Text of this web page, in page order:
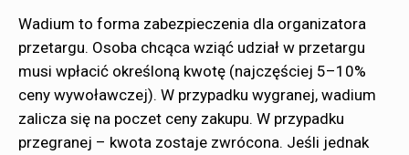
Wadium to forma zabezpieczenia dla organizatora
przetargu. Osoba chcąca wziąć udział w przetargu
musi wpłacić określoną kwotę (najczęściej 5–10%
ceny wywoławczej). W przypadku wygranej, wadium
zalicza się na poczet ceny zakupu. W przypadku
przegranej – kwota zostaje zwrócona. Jeśli jednak